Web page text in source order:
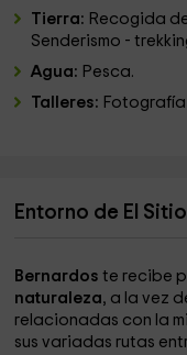
Tierra: Recogida
Senderismo -
Agua: Pesca.
Talleres:
Entorno de El
Bernardos te recibe
naturaleza, a la vez
relacionadas con la
sus variadas rutas